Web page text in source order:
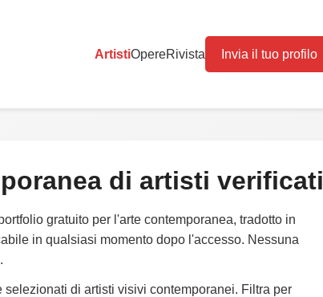
ArtistiOpereRivista Invia il tuo profilo
di artisti verificati
gratuito per l'arte contemporanea, tradotto in
in qualsiasi momento dopo l'accesso. Nessuna
selezionati di artisti visivi contemporanei. Filtra per